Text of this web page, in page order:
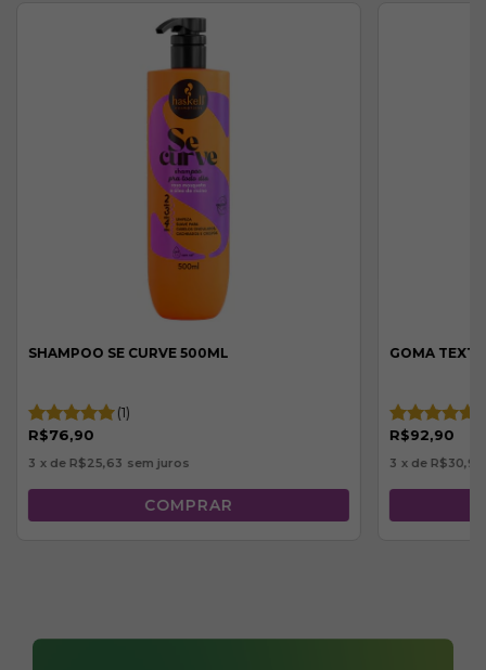
SHAMPOO SE CURVE 500ML
(1)
R$76,90
3 x de R$25,63 sem juros
GOMA
R$92,90
3 x de R$30,97